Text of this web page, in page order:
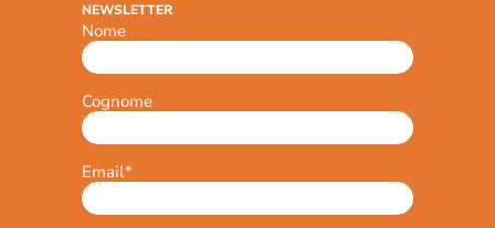
NEWSLETTER
Nome
Cognome
Email*